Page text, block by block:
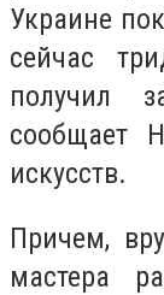
Украине
сейчас
получил
сообщает
искусств.
Причем,
мастера